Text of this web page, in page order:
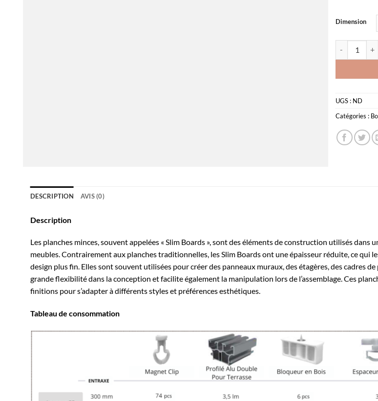
Dimension
UGS : ND
Catégories :
DESCRIPTION AVIS (0)
Description
Les planches minces, souvent appelées « Slim Boards », sont des éléments de construction utilisés
meubles. Contrairement aux planches traditionnelles, les Slim Boards ont une épaisseur réduite, ce qui
design plus fin. Elles sont souvent utilisées pour créer des panneaux muraux, des étagères, des cadres
grande flexibilité dans la conception et facilite également la manipulation lors de l’assemblage. Ces
finitions pour s’adapter à différents styles et préférences esthétiques.
Tableau de consommation